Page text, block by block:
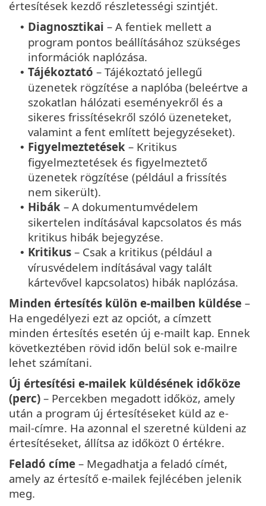
értesítések kezdő részletességi szintjét.
• Diagnosztikai – A fentiek mellett a
program pontos beállításához szükséges
információk naplózása.
• Tájékoztató – Tájékoztató jellegű
üzenetek rögzítése a naplóba (beleértve a
szokatlan hálózati eseményekről és a
sikeres frissítésekről szóló üzeneteket,
valamint a fent említett bejegyzéseket).
• Figyelmeztetések – Kritikus
figyelmeztetések és figyelmeztető
üzenetek rögzítése (például a frissítés
nem sikerült).
• Hibák – A dokumentumvédelem
sikertelen indításával kapcsolatos és más
kritikus hibák bejegyzése.
• Kritikus – Csak a kritikus (például a
vírusvédelem indításával vagy talált
kártevővel kapcsolatos) hibák naplózása.
Minden értesítés külön e-mailben küldése –
Ha engedélyezi ezt az opciót, a címzett
minden értesítés esetén új e-mailt kap. Ennek
következtében rövid időn belül sok e-mailre
lehet számítani.
Új értesítési e-mailek küldésének időköze
(perc) – Percekben megadott időköz, amely
után a program új értesítéseket küld az e-
mail-címre. Ha azonnal el szeretné küldeni az
értesítéseket, állítsa az időközt 0 értékre.
Feladó címe – Megadhatja a feladó címét,
amely az értesítő e-mailek fejlécében jelenik
meg.